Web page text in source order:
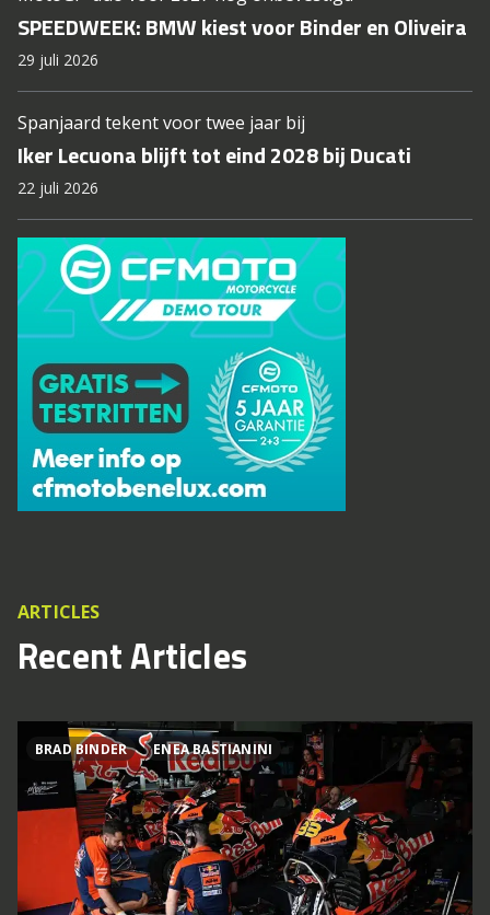
SPEEDWEEK: BMW kiest voor Binder en Oliveira
29 juli 2026
Spanjaard tekent voor twee jaar bij
Iker Lecuona blijft tot eind 2028 bij Ducati
22 juli 2026
ARTICLES
Recent Articles
BRAD BINDER ENEA BASTIANINI